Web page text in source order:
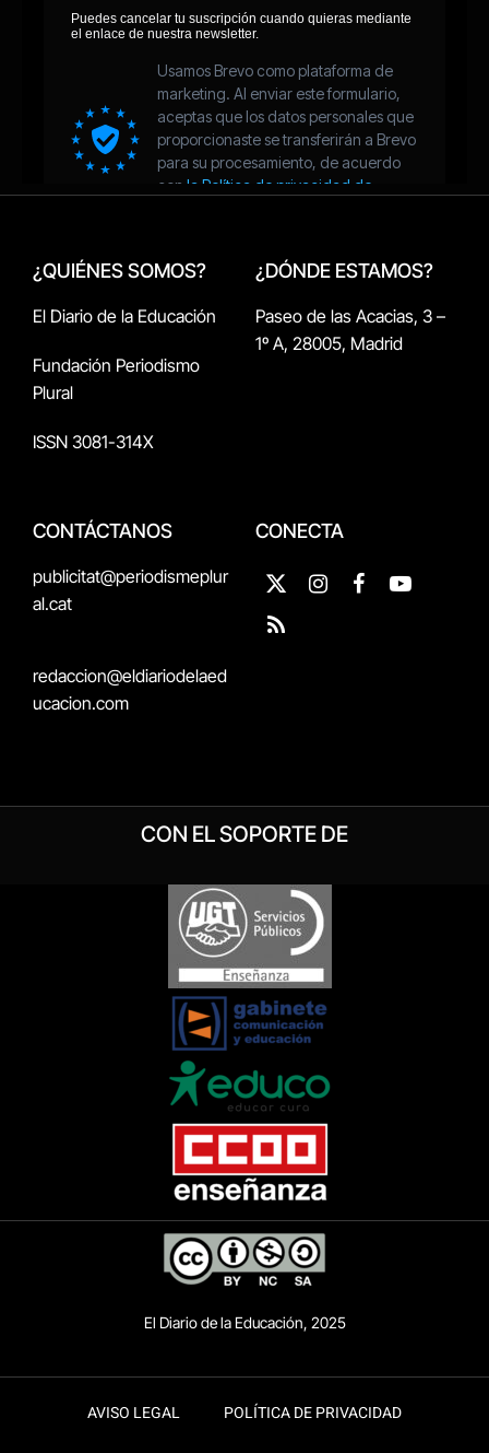
¿QUIÉNES SOMOS?
El Diario de la Educación
Fundación Periodismo
Plural
ISSN 3081-314X
¿DÓNDE ESTAMOS?
Paseo de las Acacias, 3 –
1º A, 28005, Madrid
CONTÁCTANOS
publicitat@periodismeplur
al.cat
redaccion@eldiariodelaed
ucacion.com
CONECTA
X
(Twitter)
InstagramFacebookYouTube
RSS
CON EL SOPORTE DE
El Diario de la Educación, 2025
AVISO LEGAL POLÍTICA DE PRIVACIDAD